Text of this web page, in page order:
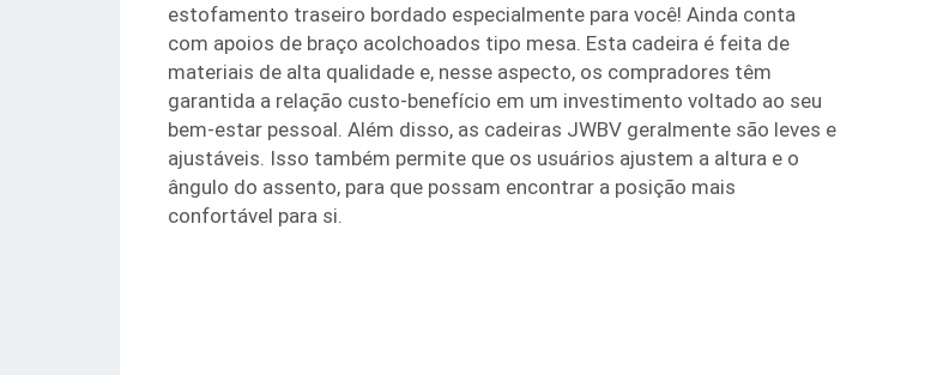
estofamento traseiro bordado especialmente para você! Ainda conta
com apoios de braço acolchoados tipo mesa. Esta cadeira é feita de
materiais de alta qualidade e, nesse aspecto, os compradores têm
garantida a relação custo-benefício em um investimento voltado ao seu
bem-estar pessoal. Além disso, as cadeiras JWBV geralmente são leves e
ajustáveis. Isso também permite que os usuários ajustem a altura e o
ângulo do assento, para que possam encontrar a posição mais
confortável para si.